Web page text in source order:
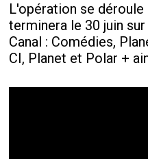
L'opération se
terminera le 30 juin
Canal : Comédies,
CI, Planet et Polar +